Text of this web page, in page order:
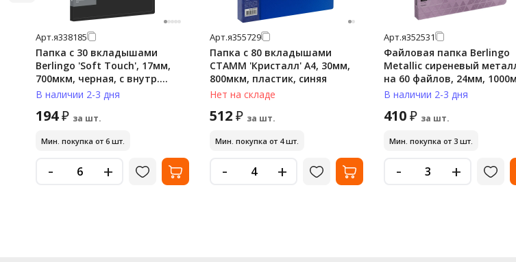
Арт.я338185
Папка с 30 вкладышами
Berlingo 'Soft Touch', 17мм,
700мкм, черная, с внутр.
карманом
В наличии 2-3 дня
194₽ за шт.
Мин. покупка от 6 шт.
- +
Арт.я355729
Папка с 80 вкладышами
СТАММ 'Кристалл' А4, 30мм,
800мкм, пластик, синяя
Нет на складе
512₽ за шт.
Мин. покупка от 4 шт.
- +
Арт.я352531
Файловая папка Berlingo
Metallic сиреневый
на 60 файлов, 24мм,
В наличии 2-3 дня
410₽ за шт.
Мин. покупка от 3 шт.
- +